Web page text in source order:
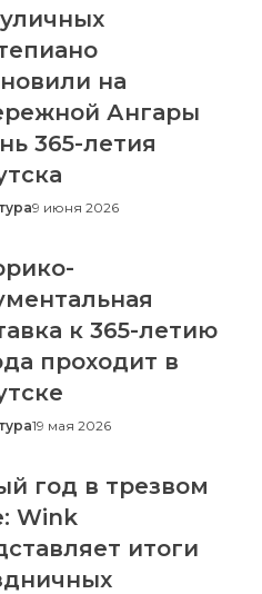
на
Ангары
365-летия
9 июня 2026
к 365-летию
проходит в
19 мая 2026
год в трезвом
Wink
итоги